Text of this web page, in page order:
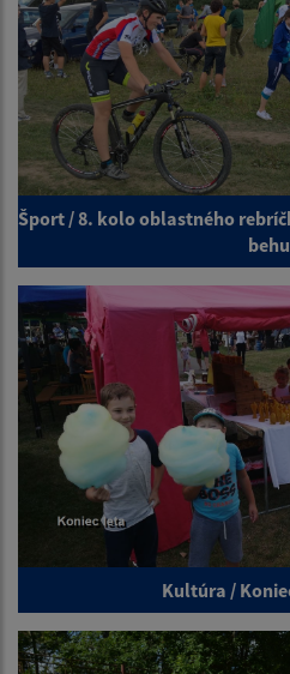
Šport / 8. kolo oblastného
behu
Kultúra /